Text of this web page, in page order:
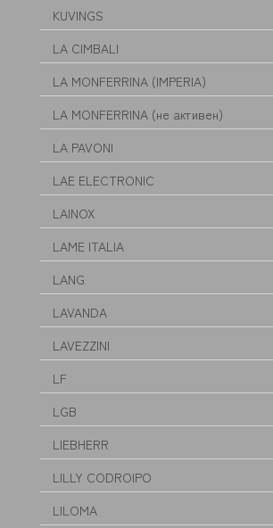
KUVINGS
LA CIMBALI
LA MONFERRINA (IMPERIA)
LA MONFERRINA (не активен)
LA PAVONI
LAE ELECTRONIC
LAINOX
LAME ITALIA
LANG
LAVANDA
LAVEZZINI
LF
LGB
LIEBHERR
LILLY CODROIPO
LILOMA